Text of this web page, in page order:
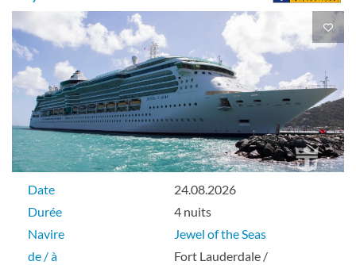
Cabine spacieuse avec vue sur océan-
[4M]
Pont 07
Cabine avec vue sur mer-[4N]
Date
24.08.2026
Durée
4 nuits
Navire
Jewel of the Seas
de / à
Fort Lauderdale /